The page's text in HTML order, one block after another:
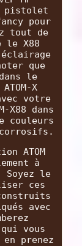
pistolet
pour
tout de
le X88
que
le
X
votre
X88 dans
couleurs
ATOM
à
Soyez le
ces
avec
vous
prenez